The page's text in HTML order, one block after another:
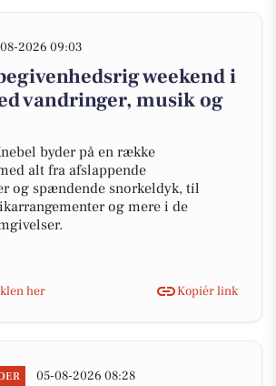
2026 09:03
weekend i
vandringer, musik og
byder på en række
alt fra afslappende
og spændende snorkeldyk, til
og mere i de
her
Kopiér link
05-08-2026 08:28